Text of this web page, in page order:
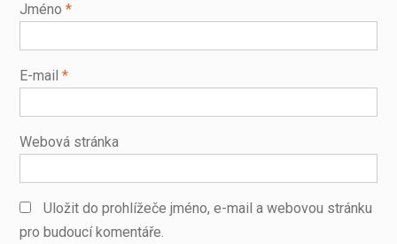
Jméno *
E-mail *
Webová stránka
Uložit do prohlížeče jméno, e-mail a webovou stránku
pro budoucí komentáře.